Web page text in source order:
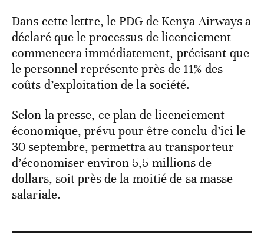
Dans cette lettre, le PDG de Kenya Airways a
déclaré que le processus de licenciement
commencera immédiatement, précisant que
le personnel représente près de 11% des
coûts d’exploitation de la société.
Selon la presse, ce plan de licenciement
économique, prévu pour être conclu d’ici le
30 septembre, permettra au transporteur
d’économiser environ 5,5 millions de
dollars, soit près de la moitié de sa masse
salariale.